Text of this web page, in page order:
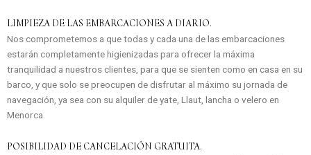
LIMPIEZA DE LAS EMBARCACIONES A DIARIO.
Nos comprometemos a que todas y cada una de las embarcaciones
estarán completamente higienizadas para ofrecer la máxima
tranquilidad a nuestros clientes, para que se sienten como en casa en su
barco, y que solo se preocupen de disfrutar al máximo su jornada de
navegación, ya sea con su alquiler de yate, Llaut, lancha o velero en
Menorca.
POSIBILIDAD DE CANCELACIÓN GRATUITA.